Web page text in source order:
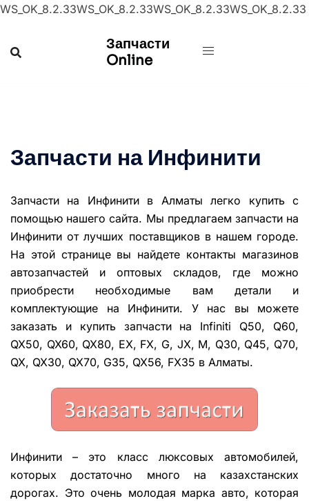
WS_OK_8.2.33WS_OK_8.2.33WS_OK_8.2.33WS_OK_8.2.33
Запчасти
Online
Запчасти на Инфинити
Запчасти на Инфинити в Алматы легко купить с
помощью нашего сайта. Мы предлагаем запчасти на
Инфинити от лучших поставщиков в нашем городе.
На этой странице вы найдете контакты магазинов
автозапчастей и оптовых складов, где можно
приобрести необходимые вам детали и
комплектующие на Инфинити. У нас вы можете
заказать и купить запчасти на Infiniti Q50, Q60,
QX50, QX60, QX80, EX, FX, G, JX, M, Q30, Q45, Q70,
QX, QX30, QX70, G35, QX56, FX35 в Алматы.
Инфинити – это класс люксовых автомобилей,
которых достаточно много на казахстанских
дорогах. Это очень молодая марка авто, которая